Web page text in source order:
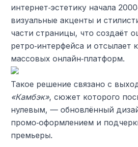
интернет‑эстетику начала
визуальные акценты и
части страницы, что создаёт
ретро‑интерфейса и отсылает
массовых онлайн‑платформ.
Такое решение связано с
«Камбэк», сюжет которого
нулевым, — обновлённый
промо‑оформлением и
премьеры.